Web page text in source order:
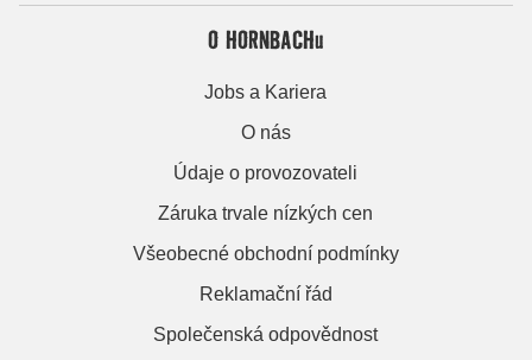
O HORNBACHu
Jobs a Kariera
O nás
Údaje o provozovateli
Záruka trvale nízkých cen
Všeobecné obchodní podmínky
Reklamační řád
Společenská odpovědnost